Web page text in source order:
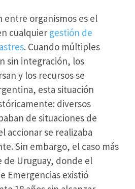
entre organismos es el
cualquier gestión de
. Cuando múltiples
sin integración, los
y los recursos se
esta situación
diversos
de situaciones de
accionar se realizaba
Sin embargo, el caso más
Uruguay, donde el
Emergencias existió